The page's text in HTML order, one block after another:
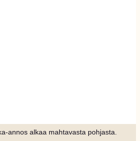
annos alkaa mahtavasta pohjasta.